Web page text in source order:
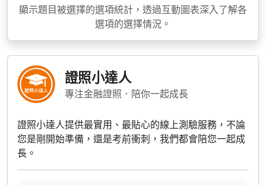
顯示題目被選擇的選項統計，透過互動圖表深入了解各
選項的選擇情況。
證照小達人
專注金融證照．陪你一起成長
證照小達人提供最實用、最貼心的線上測驗服務，不論
您是剛開始準備，還是考前衝刺，我們都會陪您一起成
長。